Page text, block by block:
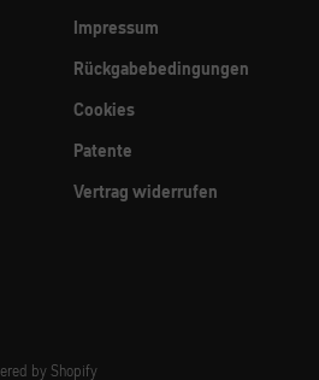
Impressum
Rückgabebedingungen
Cookies
Patente
Vertrag widerrufen
by Shopify